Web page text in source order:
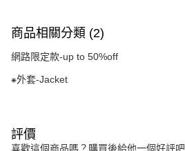
商品相關分類 (2)
網路限定款-up to 50%off
⁕外套-Jacket
評價
喜歡這個商品嗎？購買後給他一個好評吧